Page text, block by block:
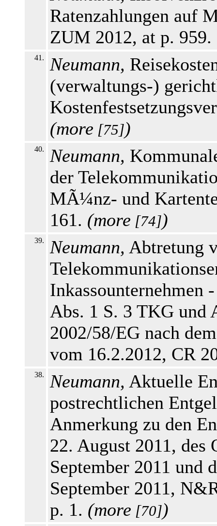
Ratenzahlungen auf
ZUM 2012, at p. 959.
41. Neumann,
(verwaltungs-)
(more [75])
40. Neumann,
der
MÃ¼nz- und
161. (more [74])
39. Neumann, Abtretung
Inkassounternehmen
Abs. 1 S. 3 TKG und
2002/58/EG nach
vom 16.2.2012, CR
38. Neumann, Aktuelle
postrechtlichen
Anmerkung zu den
22. August 2011,
September 2011 und
September 2011,
p. 1. (more [70])